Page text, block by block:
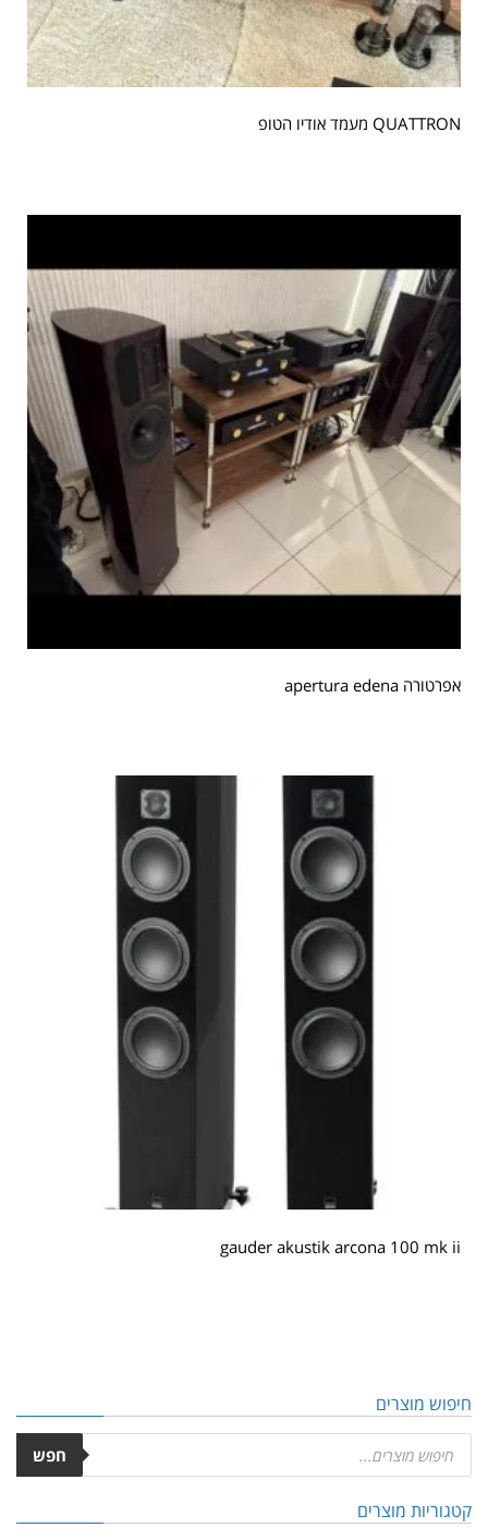
QUATTRON מעמד אודיו הטופ
אפרטורה apertura edena
gauder akustik arcona 100 mk ii
חיפוש מוצרים
חפש
קטגוריות מוצרים